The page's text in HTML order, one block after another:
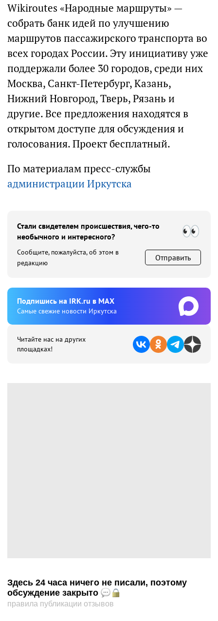
Wikiroutes «Народные маршруты» —
собрать банк идей по улучшению
маршрутов пассажирского транспорта во
всех городах России. Эту инициативу уже
поддержали более 30 городов, среди них
Москва, Санкт-Петербург, Казань,
Нижний Новгород, Тверь, Рязань и
другие. Все предложения находятся в
открытом доступе для обсуждения и
голосования. Проект бесплатный.
По материалам пресс-службы
администрации Иркутска
Стали свидетелем происшествия, чего-то
необычного и интересного?
Сообщите, пожалуйста, об этом в
редакцию
Отправить
Подпишиcь на IRK.ru в MAX
Cамые свежие новости Иркутска
Читайте нас на других
площадках!
Здесь 24 часа ничего не писали, поэтому
обсуждение закрыто
правила публикации отзывов